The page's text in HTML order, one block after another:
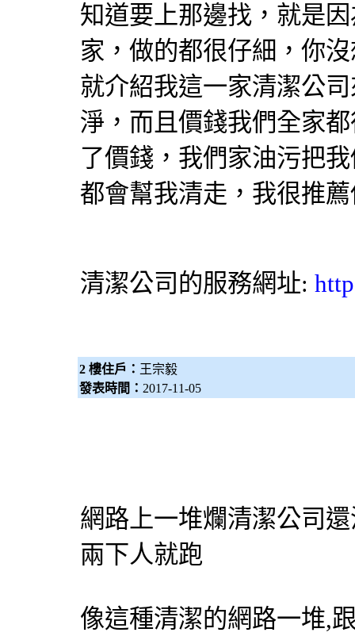
知道要上那邊找，就是
家，做的都很仔細，你
就介紹我這一家清潔公
淨，而且價錢我們全家
了價錢，我們家油污把
都會幫我清走，我很推
清潔公司 的服務網址:
2 樓住戶： 王宗毅
發表時間： 2017-11-05
網路上一堆爛清潔公司
兩下人就跑
像這種清潔的網路一堆,